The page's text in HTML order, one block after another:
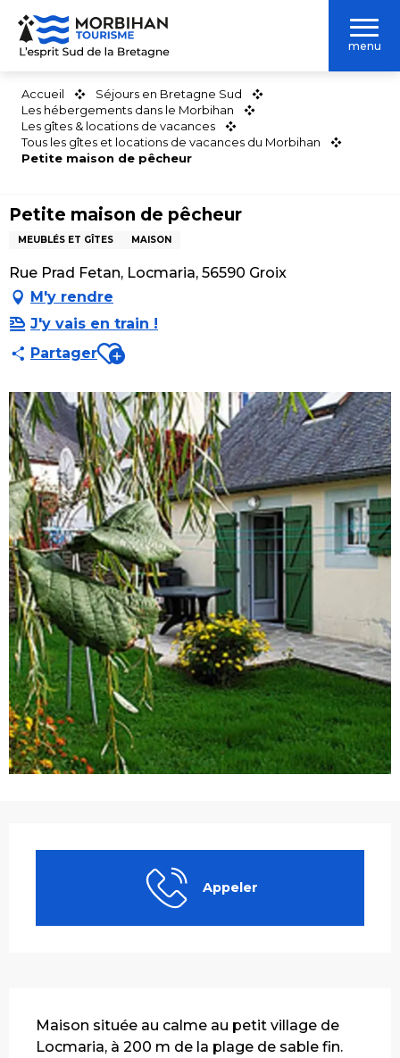
Aller
contenu
menu
Accueil
Séjours en Bretagne Sud
Les hébergements dans le Morbihan
Les gîtes & locations de vacances
Tous les gîtes et locations de vacances du Morbihan
Petite maison de pêcheur
Petite maison de pêcheur
MEUBLÉS ET GÎTES MAISON
Rue Prad Fetan, Locmaria, 56590 Groix
M'y rendre
J'y vais en train !
PartagerAjouter aux favoris
Appeler
Maison située au calme au petit village de
Locmaria, à 200 m de la plage de sable fin.